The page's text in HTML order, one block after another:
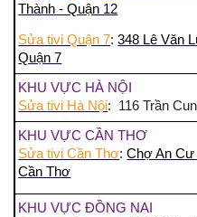
Thành - Quận 12
Sửa tivi Quận 7:348 Lê Văn
Quận 7
KHU VỰC HÀ NỘI
Sửa tivi Hà Nội: 116 Trần
KHU VỰC CẦN THƠ
Sửa tivi Cần Thơ:Chợ An Cư
Cần Thơ
KHU VỰC ĐỒNG NAI